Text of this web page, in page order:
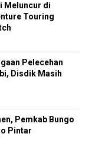
Meluncur di
Touring
Pelecehan
Disdik Masih
Pemkab Bungo
Pintar